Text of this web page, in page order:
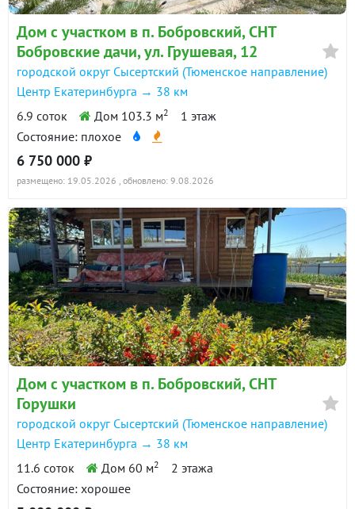
Дом с участком в п. Бобровский, СНТ
Бобровские дачи, ул. Грушевая, 12
городской округ Сысертский (Тюменское направление)
Центр Екатеринбурга → 38 км
6.9 соток
Дом 103.3 м2
1 этаж
Состояние: плохое
6 750 000 ₽
размещено: 19.05.2026 , обновлено: 9.08.2026
Дом с участком в п. Бобровский, СНТ
Горушки
городской округ Сысертский (Тюменское направление)
Центр Екатеринбурга → 38 км
11.6 соток
Дом 60 м2
2 этажа
Состояние: хорошее